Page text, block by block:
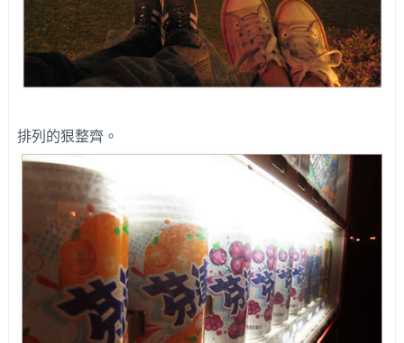
排列的狠整齊。